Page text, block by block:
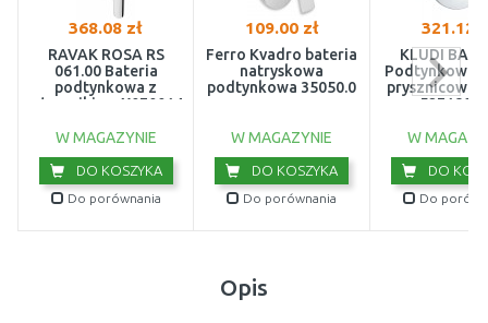
368.08 zł
RAVAK ROSA RS
061.00 Bateria
podtynkowa z
włącznikiem X070014
W MAGAZYNIE
DO KOSZYKA
Do porównania
109.00 zł
Ferro Kvadro bateria
natryskowa
podtynkowa 35050.0
W MAGAZYNIE
DO KOSZYKA
Do porównania
321.12
KLUDI
Podtynkowa
prysznicowa,
W
DO
Do
Opis